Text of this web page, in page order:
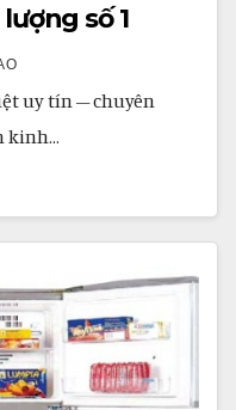
số 1
uy tín – chuyên
kinh…